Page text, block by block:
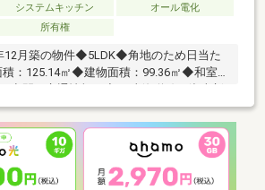
システムキッチン
オール電化
所有権
12月築の物件◆5LDK◆角地のため日当た
：125.14㎡◆建物面積：99.36㎡◆和室あ
鉄ブルーライン「戸塚」駅、バス12分
徒歩1分、または「戸塚」駅徒歩28分